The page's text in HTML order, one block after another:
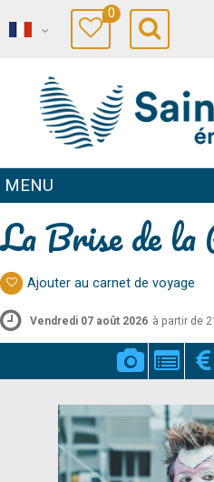
0
MENU
La Brise de la
Ajouter au carnet de voyage
Vendredi 07 août 2026 à partir de